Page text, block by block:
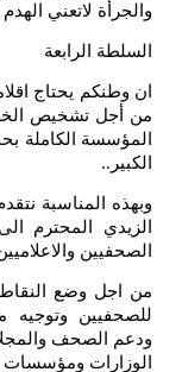
لاتعني الهدم بدل البناء..
يحتاج اقلامكم
تشخيص الخطأ مثلما
الكاملة بحجة هذا
نتقدم إلى
المحترم الى لقاء
والاعلاميين .
وضع النقاط على
وتوجيه مؤسسات
والمجلات العراقية
ومؤسسات الدولة